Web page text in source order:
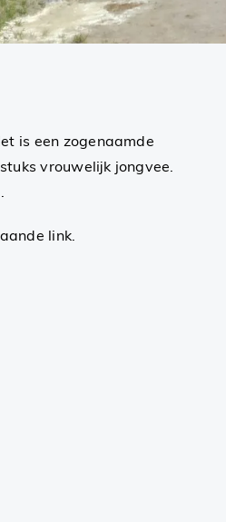
is een zogenaamde
vrouwelijk jongvee.
link.